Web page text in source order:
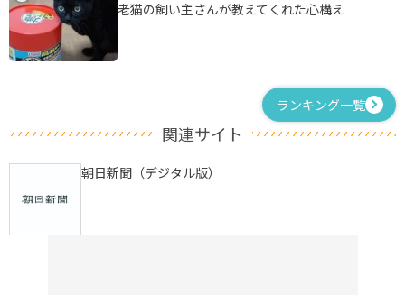
老猫の飼い主さんが教えてくれた心構え
ランキング一覧
関連サイト
朝日新聞（デジタル版）